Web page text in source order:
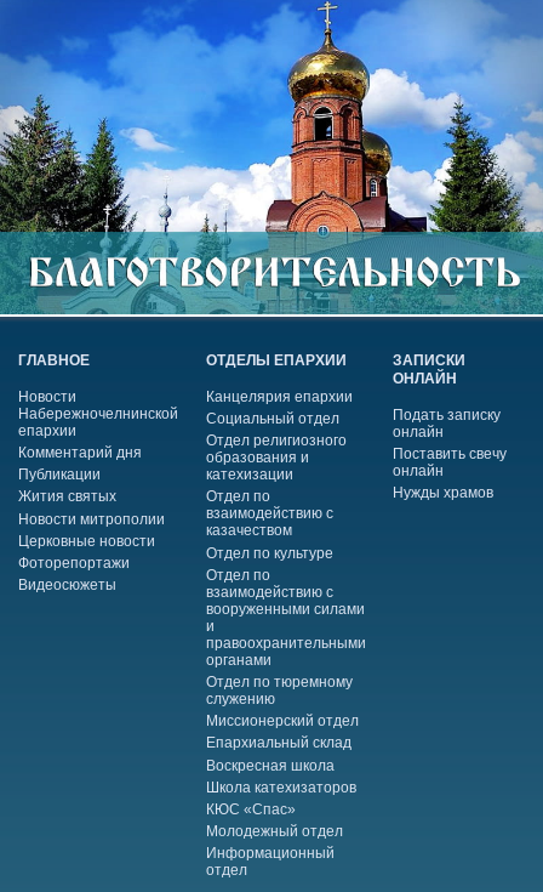
ГЛАВНОЕ
Новости
Набережночелнинской
епархии
Комментарий дня
Публикации
Жития святых
Новости митрополии
Церковные новости
Фоторепортажи
Видеосюжеты
ОТДЕЛЫ ЕПАРХИИ
Канцелярия епархии
Социальный отдел
Отдел религиозного
образования и
катехизации
Отдел по
взаимодействию с
казачеством
Отдел по культуре
Отдел по
взаимодействию с
вооруженными силами
и
правоохранительными
органами
Отдел по тюремному
служению
Миссионерский отдел
Епархиальный склад
Воскресная школа
Школа катехизаторов
КЮС «Спас»
Молодежный отдел
Информационный
отдел
ЗАПИСКИ
ОНЛАЙН
Подать записку
онлайн
Поставить свечу
онлайн
Нужды храмов